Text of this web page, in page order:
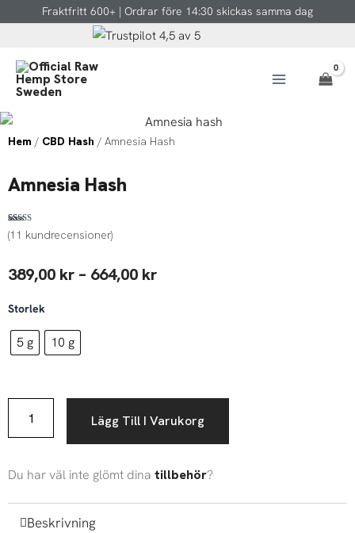
Fraktfritt 600+ | Ordrar före 14:30 skickas samma dag
Hem / CBD Hash / Amnesia Hash
Amnesia Hash
Betygsatt
4.55
av 5
11
(11 kundrecensioner)
389,00 kr – 664,00 krPrisintervall:
Storlek
5 g 10 g
Amnesia
mängd
Lägg Till I Varukorg
Du har väl inte glömt dina tillbehör?
Beskrivning